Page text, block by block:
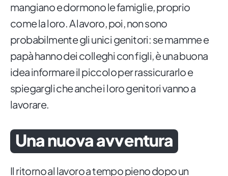
mangiano e dormono le famiglie, proprio
come la loro. A lavoro, poi, non sono
probabilmente gli unici genitori: se mamme e
papà hanno dei colleghi con figli, è una buona
idea informare il piccolo per rassicurarlo e
spiegargli che anche i loro genitori vanno a
lavorare.
Una nuova avventura
Il ritorno al lavoro a tempo pieno dopo un